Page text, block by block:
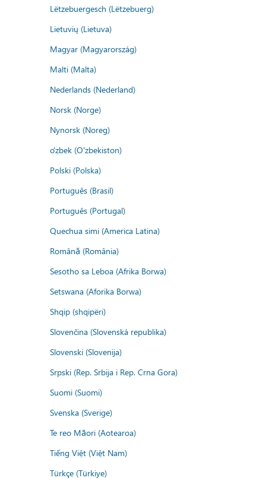
Lëtzebuergesch (Lëtzebuerg)
Lietuvių (Lietuva)
Magyar (Magyarország)
Malti (Malta)
Nederlands (Nederland)
Norsk (Norge)
Nynorsk (Noreg)
o'zbek (O'zbekiston)
Polski (Polska)
Português (Brasil)
Português (Portugal)
Quechua simi (America Latina)
Română (România)
Sesotho sa Leboa (Afrika Borwa)
Setswana (Aforika Borwa)
Shqip (shqipëri)
Slovenčina (Slovenská republika)
Slovenski (Slovenija)
Srpski (Rep. Srbija i Rep. Crna Gora)
Suomi (Suomi)
Svenska (Sverige)
Te reo Māori (Aotearoa)
Tiếng Việt (Việt Nam)
Türkçe (Türkiye)